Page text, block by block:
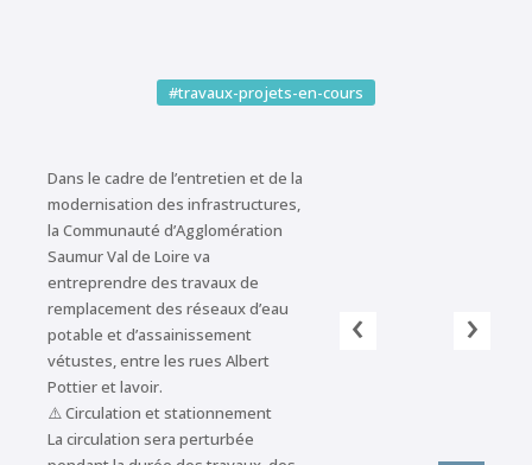
#travaux-projets-en-cours
Dans le cadre de l’entretien et de la
modernisation des infrastructures,
la Communauté d’Agglomération
Saumur Val de Loire va
entreprendre des travaux de
remplacement des réseaux d’eau
potable et d’assainissement
vétustes, entre les rues Albert
Pottier et lavoir.
⚠️ Circulation et stationnement
La circulation sera perturbée
‹ ›